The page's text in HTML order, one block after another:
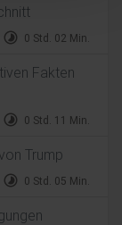
timelapse 0 Std. 02 Min.
Fakten
timelapse 0 Std. 11 Min.
Trump
timelapse 0 Std. 05 Min.